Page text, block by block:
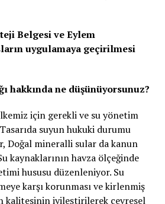
Belgesi ve Eylem
uygulamaya geçirilmesi
hakkında ne düşünüyorsunuz?
için gerekli ve su yönetim
suyun hukuki durumu
Doğal mineralli sular da kanun
kaynaklarının havza ölçeğinde
hususu düzenleniyor. Su
karşı korunması ve kirlenmiş
kalitesinin iyileştirilerek çevresel